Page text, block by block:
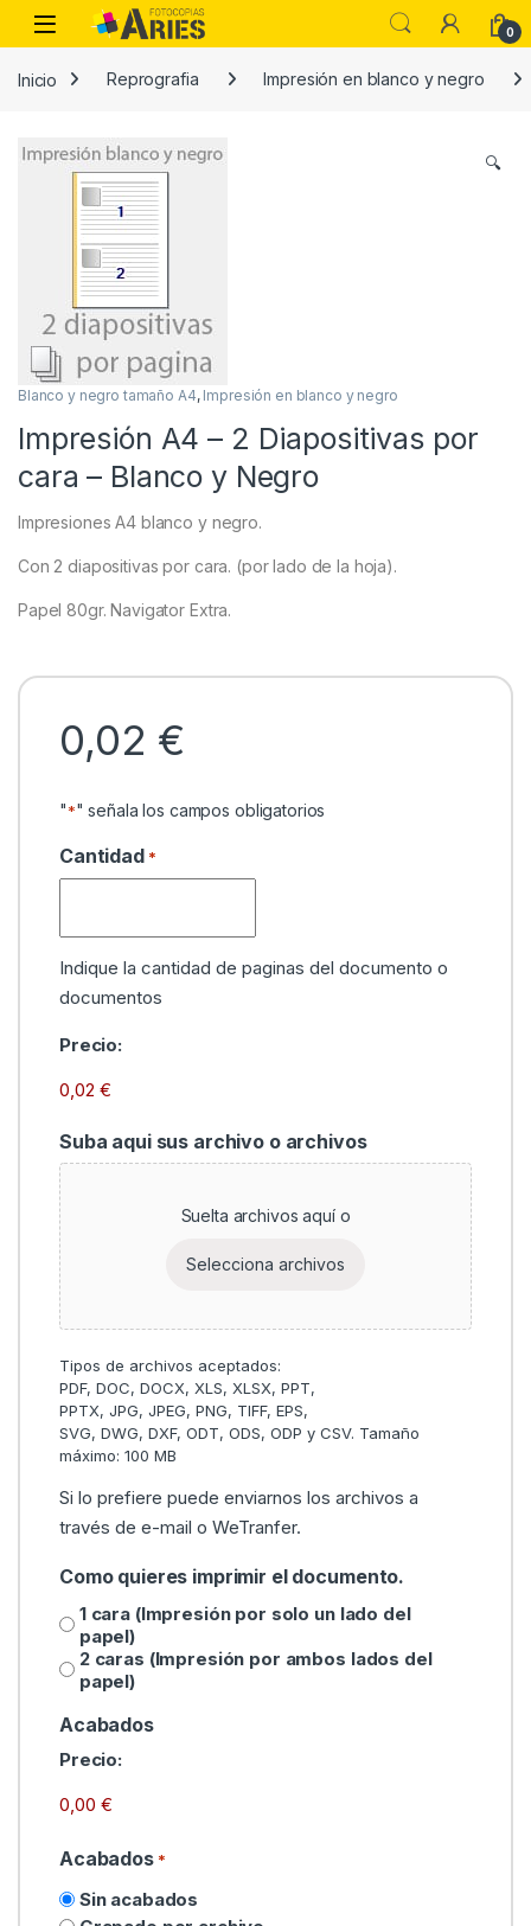
Skip to navigation
Skip to content
Open 0
Inicio Reprografia Impresión en blanco y negro
🔍
Blanco y negro tamaño A4, Impresión en blanco y negro
Impresión A4 – 2 Diapositivas por
cara – Blanco y Negro
Impresiones A4 blanco y negro.
Con 2 diapositivas por cara. (por lado de la hoja).
Papel 80gr. Navigator Extra.
0,02 €
"*" señala los campos obligatorios
Cantidad *
Indique la cantidad de paginas del documento o
documentos
Precio
Precio:
Suba aqui sus archivo o archivos
Suelta archivos aquí o
Selecciona archivos
Si lo prefiere puede enviarnos los archivos a
través de e-mail o WeTranfer.
Como quieres imprimir el documento.
1 cara (Impresión por solo un lado del
papel)
2 caras (Impresión por ambos lados del
papel)
Acabados
Precio:
Acabados *
Sin acabados